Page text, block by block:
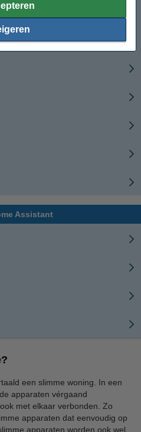
Assistant
een slimme woning. In een
apparaten vérgaand
met elkaar verbonden. Zo
apparaten dat eenvoudig op
apparaten worden ook wel